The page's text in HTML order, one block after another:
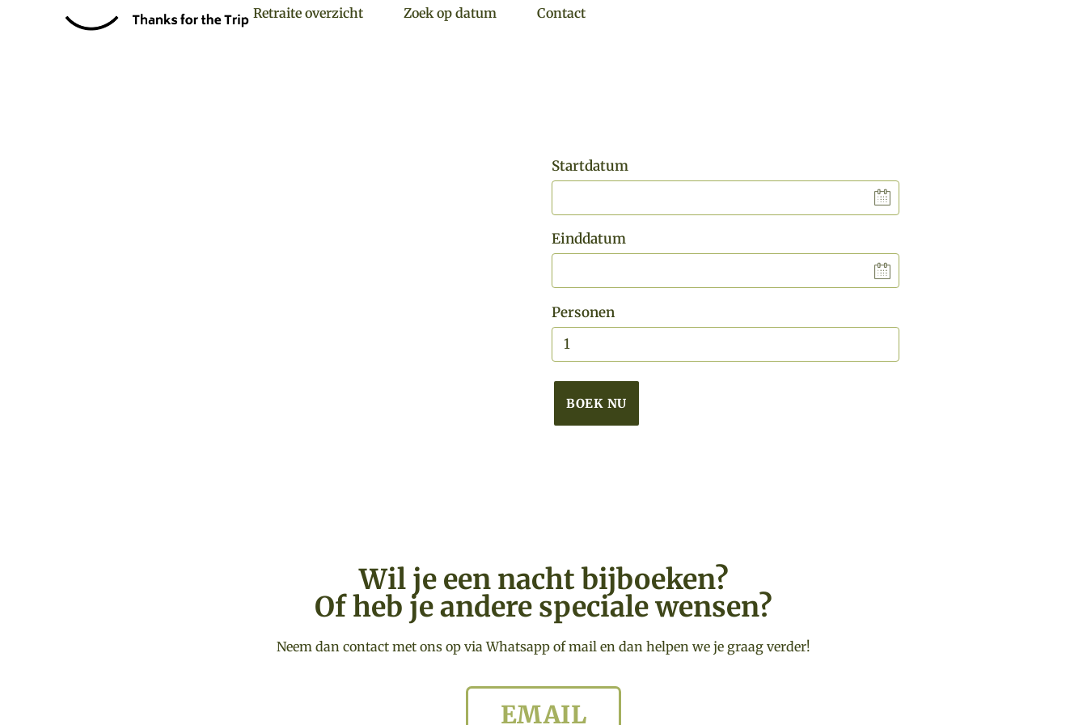
Retraite overzicht Zoek op datum Contact
Startdatum
Einddatum
Personen
BOEK NU
Wil je een nacht bijboeken?
Of heb je andere speciale wensen?
Neem dan contact met ons op via Whatsapp of mail en dan helpen we je graag verder!
EMAIL